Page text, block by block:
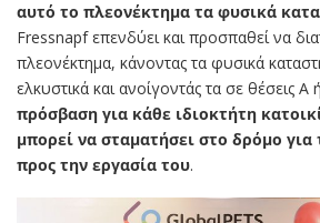
αυτό το πλεονέκτημα τα φυσικά
Fressnapf επενδύει και προσπαθεί να
πλεονέκτημα, κάνοντας τα φυσικά
ελκυστικά και ανοίγοντάς τα σε θέσεις Α
πρόσβαση για κάθε ιδιοκτήτη
μπορεί να σταματήσει στο δρόμο
προς την εργασία του.